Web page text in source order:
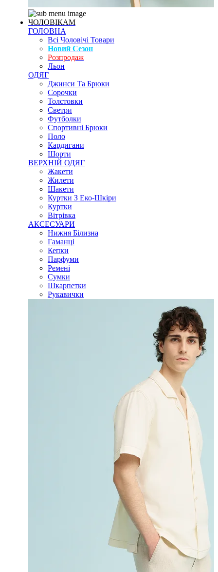
ЧОЛОВІКАМ
ГОЛОВНА
Всі Чоловічі Товари
Новий Сезон
Розпродаж
Льон
ОДЯГ
Джинси Та Брюки
Сорочки
Толстовки
Светри
Футболки
Спортивні Брюки
Поло
Кардигани
Шорти
ВЕРХНІЙ ОДЯГ
Жакети
Жилети
Шакети
Куртки З Еко-Шкіри
Куртки
Вітрівка
АКСЕСУАРИ
Нижня Білизна
Гаманці
Кепки
Парфуми
Ремені
Сумки
Шкарпетки
Рукавички